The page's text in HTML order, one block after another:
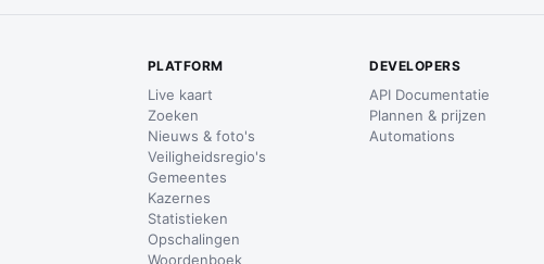
PLATFORM
Live kaart
Zoeken
Nieuws & foto's
Veiligheidsregio's
Gemeentes
Kazernes
Statistieken
Opschalingen
Woordenboek
DEVELOPERS
API Documentatie
Plannen & prijzen
Automations